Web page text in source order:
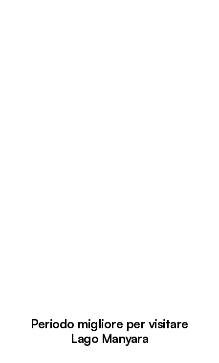
Periodo migliore per visitare
Lago Manyara